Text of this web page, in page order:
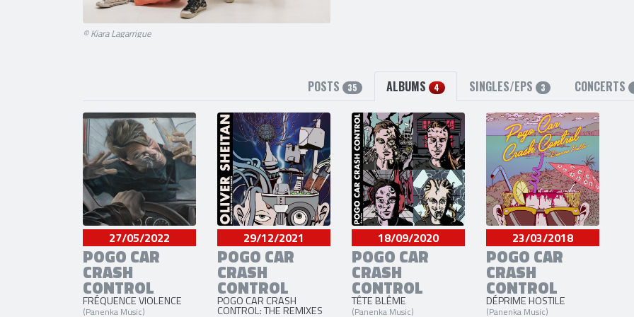
© Kiara Lagarrigue
POSTS 35 ALBUMS 4 SINGLES/EPS 3 CONCERTS
27/05/2022
POGO CAR
CRASH
CONTROL
FRÉQUENCE VIOLENCE
(Panenka Music)
29/12/2021
POGO CAR
CRASH
CONTROL
POGO CAR CRASH
CONTROL: THE REMIXES
18/09/2020
POGO CAR
CRASH
CONTROL
TÊTE BLÊME
(Panenka Music)
23/03/2018
POGO CAR
CRASH
CONTROL
DÉPRIME HOSTILE
(Panenka Music)